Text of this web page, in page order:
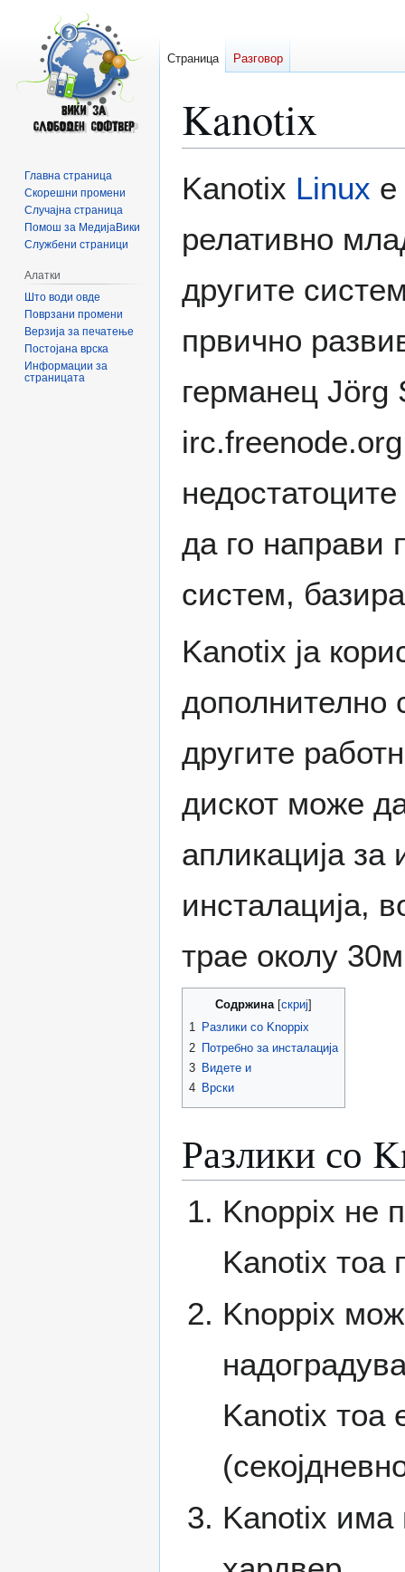
Kanotix
на
на
Kanotix Linux е
релативно
другите
првично
германец Jörg
irc.freenode.org
да го направи
систем,
Kanotix ја
дополнително
другите
дискот може
апликација
инсталација,
трае околу
Содржина
1 Разлики со Knoppix
2 Потребно за инсталација
3 Видете и
4 Врски
Разлики со
Knoppix не
Kanotix тоа
Knoppix
Kanotix тоа
Kanotix има
Страница Разговор
Главна страница
Скорешни промени
Случајна страница
Помош за МедијаВики
Службени страници
Алатки
Што води овде
Поврзани промени
Верзија за печатење
Постојана врска
Информации за
страницата